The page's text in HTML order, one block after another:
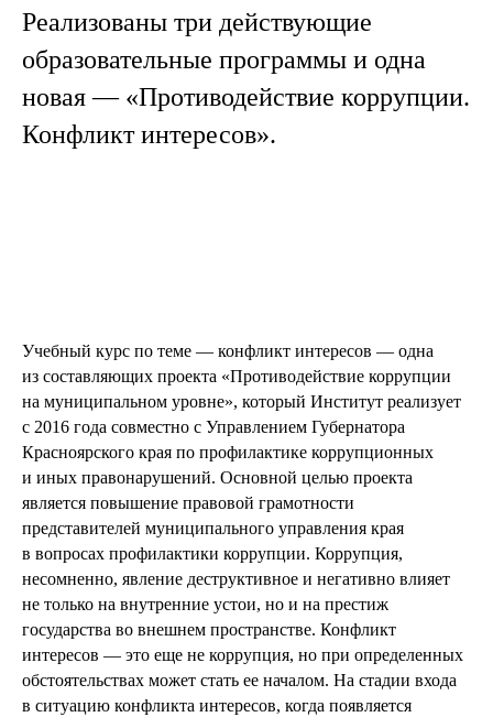
Реализованы три действующие
образовательные программы и одна
новая — «Противодействие коррупции.
Конфликт интересов».
Учебный курс по теме — конфликт интересов — одна
из составляющих проекта «Противодействие коррупции
на муниципальном уровне», который Институт реализует
с 2016 года совместно с Управлением Губернатора
Красноярского края по профилактике коррупционных
и иных правонарушений. Основной целью проекта
является повышение правовой грамотности
представителей муниципального управления края
в вопросах профилактики коррупции. Коррупция,
несомненно, явление деструктивное и негативно влияет
не только на внутренние устои, но и на престиж
государства во внешнем пространстве. Конфликт
интересов — это еще не коррупция, но при определенных
обстоятельствах может стать ее началом. На стадии входа
в ситуацию конфликта интересов, когда появляется